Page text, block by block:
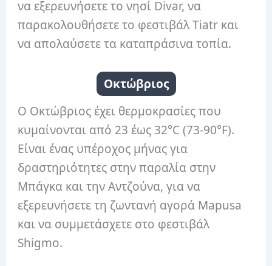
να εξερευνήσετε το νησί Divar, να
παρακολουθήσετε το φεστιβάλ Tiatr και
να απολαύσετε τα καταπράσινα τοπία.
Οκτώβριος
Ο Οκτώβριος έχει θερμοκρασίες που
κυμαίνονται από 23 έως 32°C (73-90°F).
Είναι ένας υπέροχος μήνας για
δραστηριότητες στην παραλία στην
Μπάγκα και την Αντζούνα, για να
εξερευνήσετε τη ζωντανή αγορά Mapusa
και να συμμετάσχετε στο φεστιβάλ
Shigmo.